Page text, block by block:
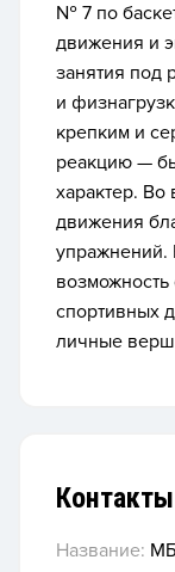
№ 7 по
движения и
занятия под
и
крепким и
реакцию —
характер. Во
движения
упражнений.
спортивных
личные
Контакты
Название: